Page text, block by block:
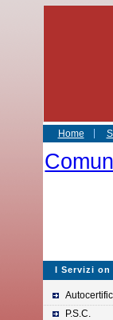
Home
I Servizi on
P.S.C.